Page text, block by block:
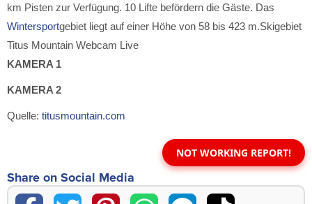
km Pisten zur Verfügung. 10 Lifte befördern die Gäste. Das
Wintersportgebiet liegt auf einer Höhe von 58 bis 423 m.Skigebiet
Titus Mountain Webcam Live
KAMERA 1
KAMERA 2
Quelle: titusmountain.com
NOT WORKING REPORT!
Share on Social Media